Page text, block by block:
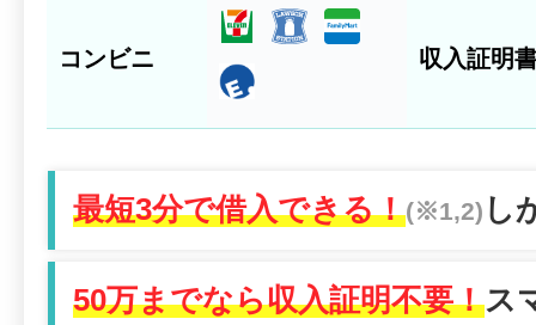
コンビニ 収入証明
最短3分で借入できる！(※1,2) し
50万までなら収入証明不要！ス